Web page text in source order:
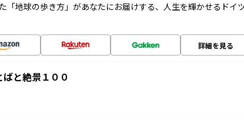
「地球の歩き方」があなたにお届けする、人生を輝かせるドイ
詳細を見る
と絶景１００